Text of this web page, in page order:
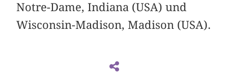
Notre-Dame, Indiana (USA) und
Wisconsin-Madison, Madison (USA).